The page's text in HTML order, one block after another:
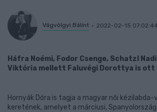
Vágvölgyi Bálint 2022-02-15 07:02:44
Háfra Noémi, Fodor Csenge, Schatzl
Viktória mellett Faluvégi Dorottya is ott
Hornyák Dóra is tagja a magyar női
keretének, amelyet a márciusi,